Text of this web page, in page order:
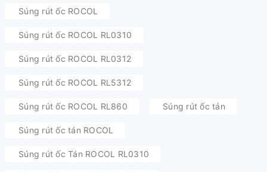
Súng rút ốc ROCOL
Súng rút ốc ROCOL RL0310
Súng rút ốc ROCOL RL0312
Súng rút ốc ROCOL RL5312
Súng rút ốc ROCOL RL860 Súng rút ốc tán
Súng rút ốc tán ROCOL
Súng rút ốc Tán ROCOL RL0310